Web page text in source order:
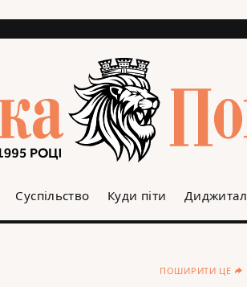
Суспільство Куди піти Диджитал
ПОШИРИТИ ЦЕ